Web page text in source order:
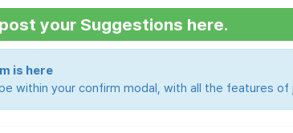
your Suggestions here.
is here
within your confirm modal, with all the features